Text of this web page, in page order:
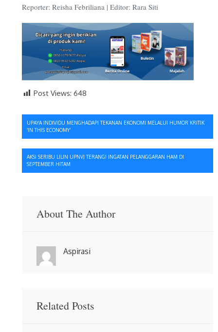
Reporter: Reisha Febriliana | Editor: Rara Siti
Post Views: 648
Navigasi
pos
UPAYA INDIVIDU MENGHADAPI TEKANAN EKONOMI MELALUI HUMOR KRITIK
‘IN THIS ECONOMY’
AKSI SERIBU LILIN UPNVJ TERANGI INGATAN PELANGGARAN HAM DI
SEPTEMBER HITAM
About The Author
Aspirasi
Related Posts